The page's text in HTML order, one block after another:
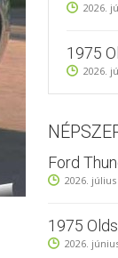
2026.
1975
2026.
Ford
2026. július
1975
2026.